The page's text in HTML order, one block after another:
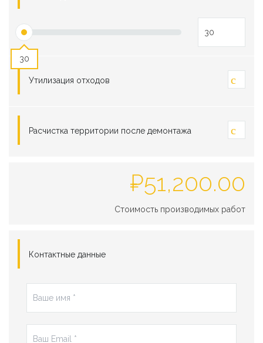
30
Утилизация отходов
Расчистка территории после демонтажа
₽51,200.00
Стоимость производимых работ
Контактные данные